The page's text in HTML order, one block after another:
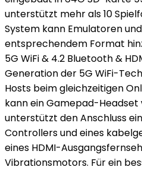
unterstützt mehr als 10
System kann Emulatoren
entsprechendem Format
5G WiFi & 4.2 Bluetooth &
Generation der 5G WiFi-
Hosts beim gleichzeitigen
kann ein Gamepad-Headset
unterstützt den Anschluss
Controllers und eines
eines HDMI-
Vibrationsmotors. Für ein